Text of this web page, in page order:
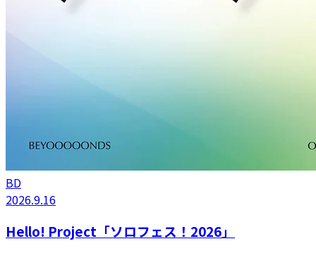
BD
2026.9.16
Hello! Project「ソロフェス！2026」